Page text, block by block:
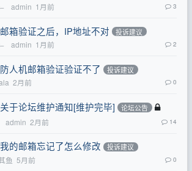
admin 1月前 3
邮箱验证之后，IP地址不对 投诉建议
admin 1月前 2
防人机邮箱验证验证不了 投诉建议
2月前 0
关于论坛维护通知[维护完毕] 论坛公告
admin 2月前 14
我的邮箱忘记了怎么修改 投诉建议
鱼 5月前 0